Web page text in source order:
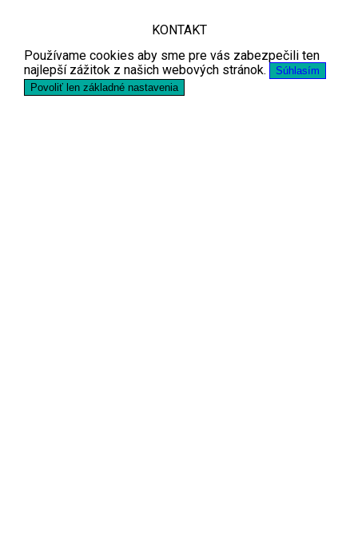
KONTAKT
Používame cookies aby sme pre vás zabezpečili ten
najlepší zážitok z našich webových stránok.
Súhlasím
Povoliť len základné nastavenia